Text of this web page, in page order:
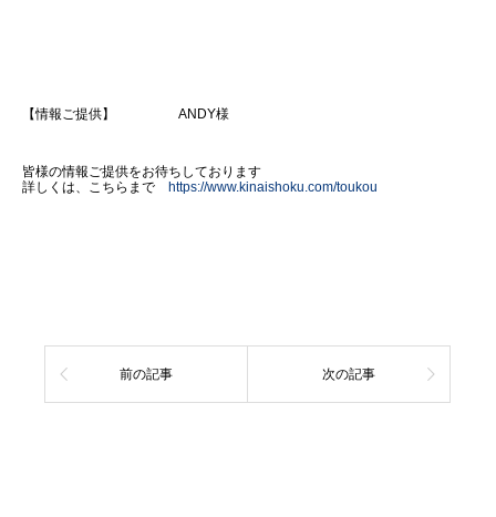
【情報ご提供】 ANDY様
皆様の情報ご提供をお待ちしております
詳しくは、こちらまで https://www.kinaishoku.com/toukou
前の記事 次の記事